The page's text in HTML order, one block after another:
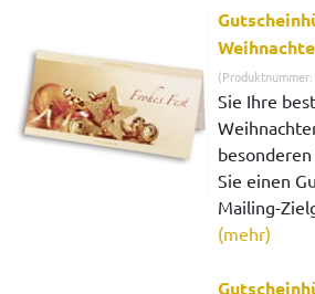
Sie Ihre
Sie einen
Mailing-
(mehr)